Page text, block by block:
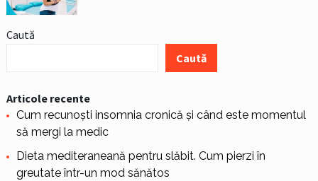
Caută
Caută
Articole recente
Cum recunoști insomnia cronică și când este momentul
să mergi la medic
Dieta mediteraneană pentru slăbit. Cum pierzi în
greutate într-un mod sănătos